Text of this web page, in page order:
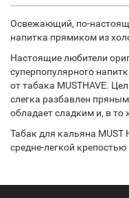
Освежающий, по-
напитка прямиком из
Настоящие любители
суперпопулярного
от табака MUSTHAVE.
слегка разбавлен
обладает сладким и, в
Табак для кальяна MUST
средне-легкой крепостью